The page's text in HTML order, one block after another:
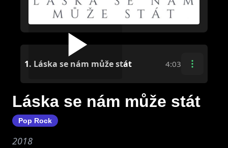
1. Láska se nám může stát 4:03
Láska se nám může stát
Pop Rock
2018